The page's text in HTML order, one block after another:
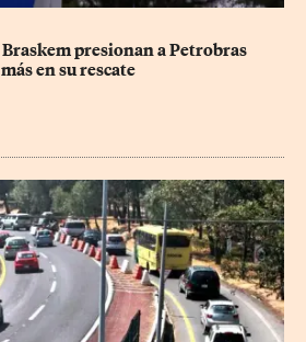
presionan a Petrobras
en su rescate